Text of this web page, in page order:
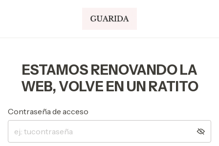
ESTAMOS RENOVANDO LA
WEB, VOLVE EN UN RATITO
Contraseña de acceso